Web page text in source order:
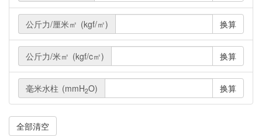
公斤力/厘米㎡ (kgf/㎡) 换算
公斤力/米㎡ (kgf/c㎡) 换算
毫米水柱 (mmH2O) 换算